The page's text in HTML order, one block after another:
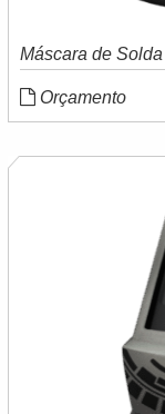
Máscara de
Orçamento